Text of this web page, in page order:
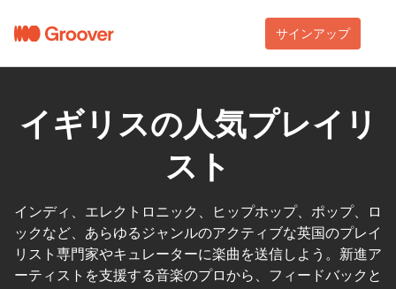
サインアップ
イギリスの人気プレイリ
スト
インディ、エレクトロニック、ヒップホップ、ポップ、ロ
ックなど、あらゆるジャンルのアクティブな英国のプレイ
リスト専門家やキュレーターに楽曲を送信しよう。新進ア
ーティストを支援する音楽のプロから、フィードバックと